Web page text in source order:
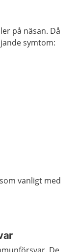
på näsan. Då
symtom:
vanligt med